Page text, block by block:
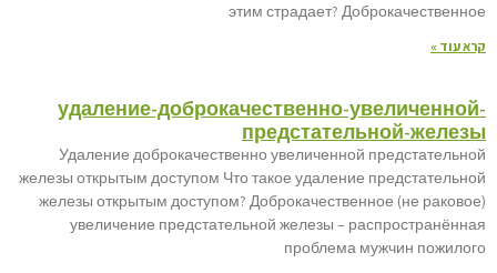
этим страдает? Доброкачественное
קרא עוד »
удаление-доброкачественно-увеличенной-
предстательной-железы
Удаление доброкачественно увеличенной предстательной
железы открытым доступом Что такое удаление предстательной
железы открытым доступом? Доброкачественное (не раковое)
увеличение предстательной железы – распространённая
проблема мужчин пожилого